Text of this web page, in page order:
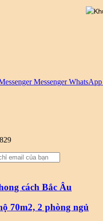
Messenger WhatsApp
cách Bắc Âu
70m2, 2 phòng ngủ